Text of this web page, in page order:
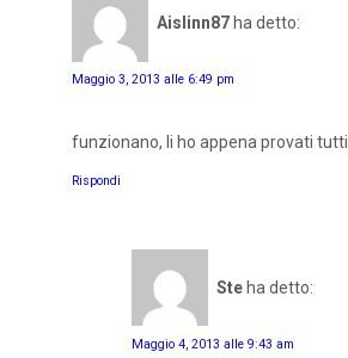
Aislinn87 ha detto:
Maggio 3, 2013 alle 6:49 pm
funzionano, li ho appena provati tutti
Rispondi
Ste ha detto:
Maggio 4, 2013 alle 9:43 am